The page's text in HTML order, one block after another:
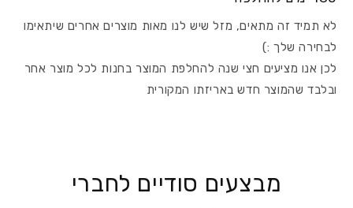
לא תמיד זה מתאים, מזל שיש לנו מאות מוצרים אחרים שיתאימו
לבחירה שלך :)
לכן אנו מציעים חצי שנה להחלפת המוצר בחנות לכל מוצר אחר
ובלבד שהמוצר חדש באריזתו המקורית
מבצעים סודיים לחברי